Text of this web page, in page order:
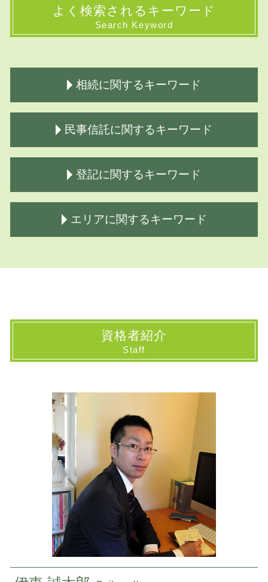
よく検索されるキーワード
Search Keyword
相続に関するキーワード
相続放棄 期限
借金 相続どこまで
相続登記 必要書類 法務局
遺言書 書き方
相続とは わかりやすく
遺言公正証書 効力
限定承認 手続き
相続財産調査 司法書士費用
相続放棄手続き 必要書類
相続方法
相続放棄手続き 司法書士
民事信託に関するキーワード
商事信託とは
商事信託 不動産
家族 信託 費用
民事信託 家族信託 違い
民事信託とは 簡単に
民事信託 デメリット
家族 信託 必要ない
家族信託 流れ
家族信託 契約書
家族信託 デメリット
登記に関するキーワード
保存 登記
相続 登記 必要 書類
滅失 登記
土地 登記簿謄本
相続人申告登記 デメリット
建物 登記
所有権移転 登記費用
相続登記 必要書類一覧表
表示 登記
相続登記 必要書類
相続登記 いつまで
不動産 登記
登記 識別 情報
エリアに関するキーワード
相続 千葉県 司法書士
登記 東京都 司法書士
相続 国分寺市 司法書士
相続 府中市 司法書士
民事信託 神奈川県 司法書士
民事信託 山梨県 司法書士
民事信託 国立市 司法書士
民事信託 国分寺市 司法書士
登記 小平市 司法書士
登記 千葉県 司法書士
民事信託 府中市 司法書士
登記 神奈川県 司法書士
相続 埼玉県 司法書士
登記 府中市 司法書士
資格者紹介
Staff